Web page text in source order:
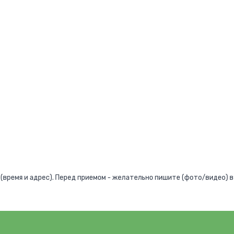
и адрес). Перед приемом - желательно пишите (фото/видео) в